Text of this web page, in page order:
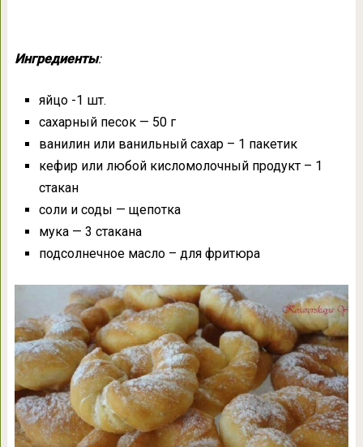
Ингредиенты:
яйцо -1 шт.
сахарный песок — 50 г
ванилин или ванильный сахар – 1 пакетик
кефир или любой кисломолочный продукт – 1
стакан
соли и соды — щепотка
мука — 3 стакана
подсолнечное масло – для фритюра